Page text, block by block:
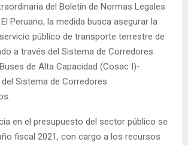
del Boletín de Normas Legales
Peruano, la medida busca asegurar la
público de transporte terrestre de
a través del Sistema de Corredores
de Alta Capacidad (Cosac I)-
Sistema de Corredores
en el presupuesto del sector público se
fiscal 2021, con cargo a los recursos